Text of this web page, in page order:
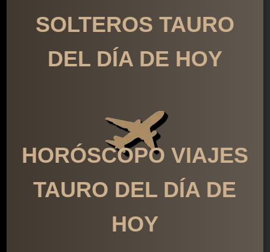
SOLTEROS TAURO
DEL DÍA DE HOY
HORÓSCOPO VIAJES
TAURO DEL DÍA DE
HOY